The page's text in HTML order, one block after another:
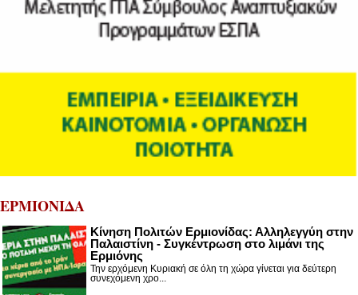
ΕΡΜΙΟΝΙΔΑ
Κίνηση Πολιτών Ερμιονίδας: Αλληλεγγύη στην
Παλαιστίνη - Συγκέντρωση στο λιμάνι της
Ερμιόνης
Την ερχόμενη Κυριακή σε όλη τη χώρα γίνεται για δεύτερη
συνεχόμενη χρο...